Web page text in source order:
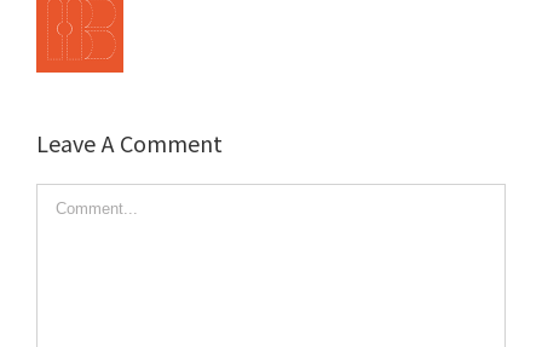
Leave A Comment
Comment